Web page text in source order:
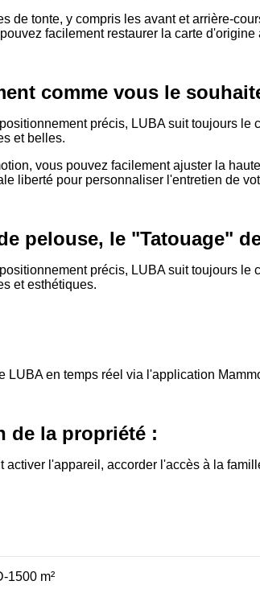
de tonte, y compris les avant et arrière-
facilement restaurer la carte
comme vous le
précis, LUBA suit toujours
et belles.
vous pouvez facilement ajuster la
liberté pour personnaliser l'entretien de
pelouse, le "Tatouage"
précis, LUBA suit toujours
et esthétiques.
LUBA en temps réel via l'application
de la propriété :
activer l'appareil, accorder l'accès à la
1500 m²